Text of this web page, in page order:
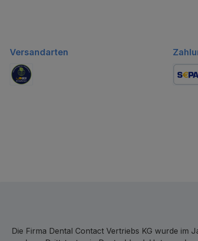
Versandarten
Die Firma Dental Contact Vertriebs KG wurde im